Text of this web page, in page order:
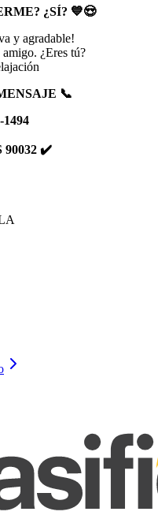
¿SÍ? 💙😍
y agradable!
¿Eres tú?
📞
1494
90032 ✔️